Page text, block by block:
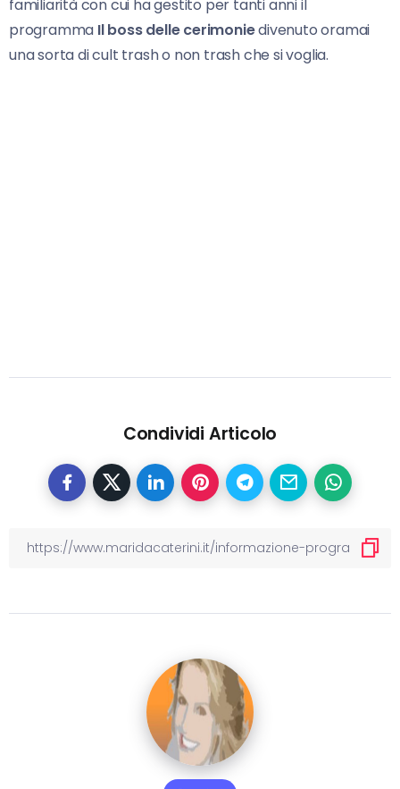
familiarità con cui ha gestito per tanti anni il
programma Il boss delle cerimoniedivenuto oramai
una sorta di cult trash o non trash che si voglia.
Condividi Articolo